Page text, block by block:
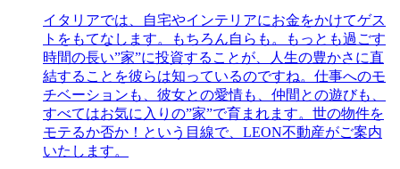
イタリアでは、自宅やインテリアにお金をかけてゲス
トをもてなします。もちろん自らも。もっとも過ごす
時間の長い”家”に投資することが、人生の豊かさに直
結することを彼らは知っているのですね。仕事へのモ
チベーションも、彼女との愛情も、仲間との遊びも、
すべてはお気に入りの”家”で育まれます。世の物件を
モテるか否か！という目線で、LEON不動産がご案内
いたします。